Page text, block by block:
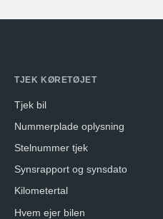
TJEK KØRETØJET
Tjek bil
Nummerplade oplysning
Stelnummer tjek
Synsrapport og synsdato
Kilometertal
Hvem ejer bilen